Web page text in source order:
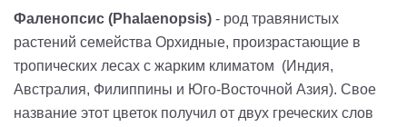
Фаленопсис (Phalaenopsis) - род травянистых
растений семейства Орхидные, произрастающие в
тропических лесах с жарким климатом (Индия,
Австралия, Филиппины и Юго-Восточной Азия). Свое
название этот цветок получил от двух греческих слов